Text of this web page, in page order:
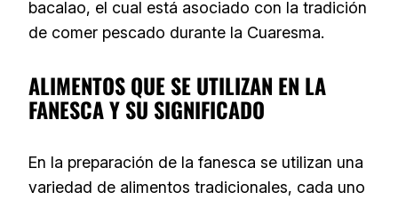
bacalao, el cual está asociado con la tradición
de comer pescado durante la Cuaresma.
ALIMENTOS QUE SE UTILIZAN EN LA
FANESCA Y SU SIGNIFICADO
En la preparación de la fanesca se utilizan una
variedad de alimentos tradicionales, cada uno